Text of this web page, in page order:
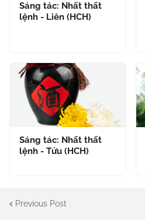
Sáng tác: Nhất thất
lệnh - Liên (HCH)
Sáng tác: Nhất thất
lệnh - Tửu (HCH)
Previous Post